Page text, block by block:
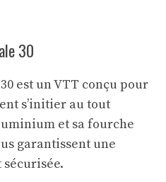
30
est un VTT conçu pour
s’initier au tout
et sa fourche
garantissent une